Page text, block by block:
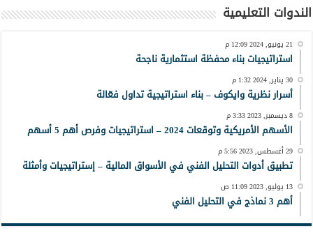
الندوات التعليمية
21 يونيو, 2024 12:09 م
استراتيجيات بناء محفظة استثمارية ناجحة
30 يناير, 2024 1:32 م
أسرار نظرية وايكوف – بناء استراتيجية تداول فعّالة
8 ديسمبر, 2023 3:33 م
الأسهم الأمريكية وتوقعات 2024 – استراتيجيات وفرص أهم 5 أسهم
29 أغسطس, 2023 5:56 م
تطبيق أدوات التحليل الفني في الأسواق المالية – إستراتيجيات وأمثلة
13 يوليو, 2023 11:09 ص
أهم 3 نماذج في التحليل الفني